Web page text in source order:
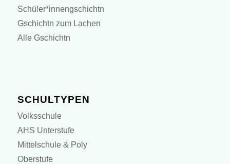
Schüler*innengschichtn
Gschichtn zum Lachen
Alle Gschichtn
SCHULTYPEN
Volksschule
AHS Unterstufe
Mittelschule & Poly
Oberstufe